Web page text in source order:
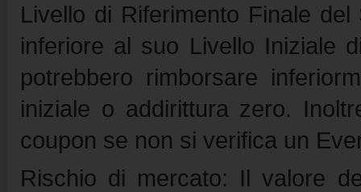
Livello di Riferimento Finale
inferiore al suo Livello Iniziale
potrebbero rimborsare
iniziale o addirittura zero.
coupon se non si verifica un
Rischio di mercato: Il valore